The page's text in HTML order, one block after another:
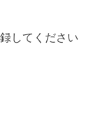
してください